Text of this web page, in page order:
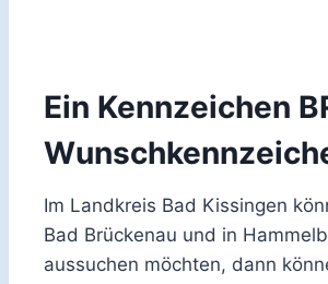
Ein Kennzeichen
Im Landkreis Bad Kissingen
Bad Brückenau und in
aussuchen möchten, dann